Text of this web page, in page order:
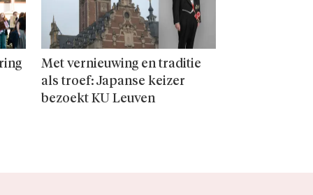
Met vernieuwing en traditie
als troef: Japanse keizer
bezoekt KU Leuven